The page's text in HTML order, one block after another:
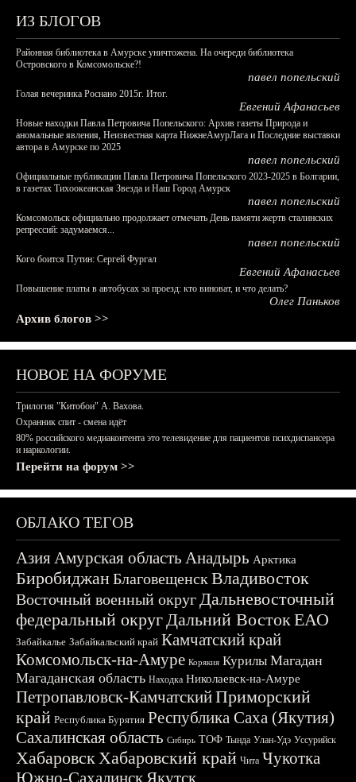
ИЗ БЛОГОВ
Районная библиотека в Амурске уничтожена. На очереди библиотека
Островского в Комсомольске?!
павел попельский
Голая вечеринка Роснано 2015г. Итог.
Евгений Афанасьев
Новые находки Павла Петровича Попельского: Архив газеты Природа и
аномальные явления, Неизвестная карта НижнеАмурЛага и Последние выставки
автора в Амурске по 2025
павел попельский
Официальные публикации Павла Петровича Попельского 2023-2025 в Болгарии,
в газетах Тихоокеанская Звезда и Наш Город Амурск
павел попельский
Комсомольск официально продолжает отмечать День памяти жертв сталинских
репрессий: задумаемся...
павел попельский
Кого боится Путин: Сергей Фургал
Евгений Афанасьев
Повышение платы в автобусах за проезд: кто виноват, и что делать?
Олег Паньков
Архив блогов >>
НОВОЕ НА ФОРУМЕ
Трилогия "Китобои" А. Вахова.
Охранник спит - смена идёт
80% российского медиаконтента это телевидение для пациентов психдиспансера
и наркологии.
Перейти на форум >>
ОБЛАКО ТЕГОВ
АзияАмурская область Анадырь Арктика
БиробиджанБлаговещенскВладивосток
Восточный военный округДальневосточный
федеральный округДальний ВостокЕАО
Забайкалье Забайкальский край Камчатский край
Комсомольск-на-Амуре Корякия Курилы Магадан
Магаданская область Находка Николаевск-на-Амуре
Петропавловск-КамчатскийПриморский
край Республика Бурятия Республика Саха (Якутия)
Сахалинская область Сибирь ТОФ Тында Улан-Удэ Уссурийск
ХабаровскХабаровский край Чита Чукотка
Южно-Сахалинск Якутск